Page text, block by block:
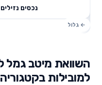
נכסים נזילים
השוואת מיטב
למובילות בקטגוריה